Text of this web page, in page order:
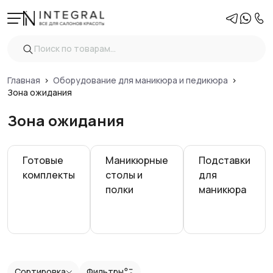
Главная
Оборудование для маникюра и педикюра
Зона ожидания
Зона ожидания
Готовые
комплекты
Маникюрные
столы и
полки
Подставки
для
маникюра
Очистить
Регулировка высоты
Вид